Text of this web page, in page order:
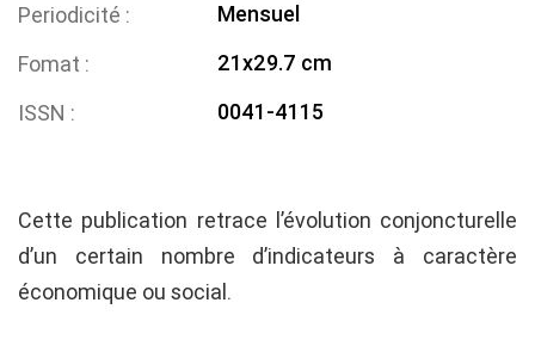
Periodicité
Mensuel
Fomat
21x29.7 cm
ISSN
0041-4115
Cette publication retrace l’évolution conjoncturelle
d’un certain nombre d’indicateurs à caractère
économique ou social.